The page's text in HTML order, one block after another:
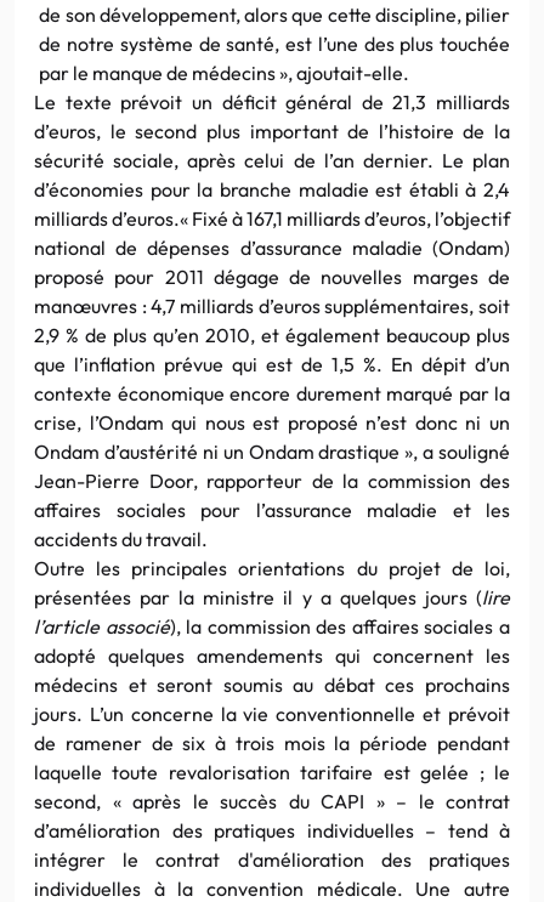
de son développement, alors que cette discipline, pilier
de notre système de santé, est l’une des plus touchée
par le manque de médecins », ajoutait-elle.
Le texte prévoit un déficit général de 21,3 milliards
d’euros, le second plus important de l’histoire de la
sécurité sociale, après celui de l’an dernier. Le plan
d’économies pour la branche maladie est établi à 2,4
milliards d’euros.« Fixé à 167,1 milliards d’euros, l’objectif
national de dépenses d’assurance maladie (Ondam)
proposé pour 2011 dégage de nouvelles marges de
manœuvres : 4,7 milliards d’euros supplémentaires, soit
2,9 % de plus qu’en 2010, et également beaucoup plus
que l’inflation prévue qui est de 1,5 %. En dépit d’un
contexte économique encore durement marqué par la
crise, l’Ondam qui nous est proposé n’est donc ni un
Ondam d’austérité ni un Ondam drastique », a souligné
Jean-Pierre Door, rapporteur de la commission des
affaires sociales pour l’assurance maladie et les
accidents du travail.
Outre les principales orientations du projet de loi,
présentées par la ministre il y a quelques jours (lire
l’article associé), la commission des affaires sociales a
adopté quelques amendements qui concernent les
médecins et seront soumis au débat ces prochains
jours. L’un concerne la vie conventionnelle et prévoit
de ramener de six à trois mois la période pendant
laquelle toute revalorisation tarifaire est gelée ; le
second, « après le succès du CAPI » – le contrat
d’amélioration des pratiques individuelles – tend à
intégrer le contrat d'amélioration des pratiques
individuelles à la convention médicale. Une autre